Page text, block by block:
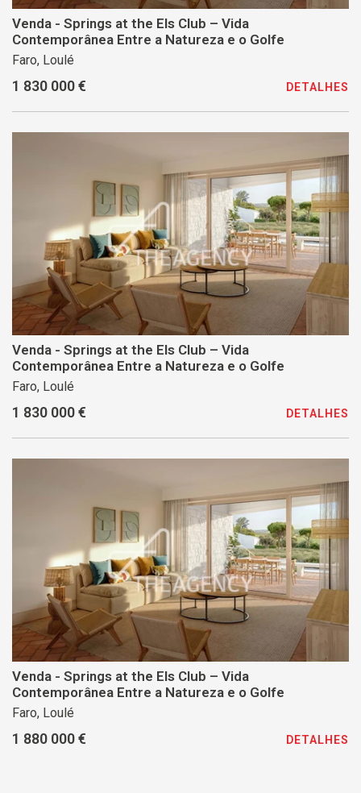
Venda - Springs at the Els Club – Vida
Contemporânea Entre a Natureza e o Golfe
Faro, Loulé
1 830 000 € DETALHES
Venda - Springs at the Els Club – Vida
Contemporânea Entre a Natureza e o Golfe
Faro, Loulé
1 830 000 € DETALHES
Venda - Springs at the Els Club – Vida
Contemporânea Entre a Natureza e o Golfe
Faro, Loulé
1 880 000 € DETALHES